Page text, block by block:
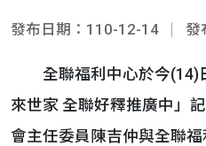
發布日期：110-12-14 發
全聯福利中心於今(14)
來世家 全聯好釋推廣中」
會主任委員陳吉仲與全聯